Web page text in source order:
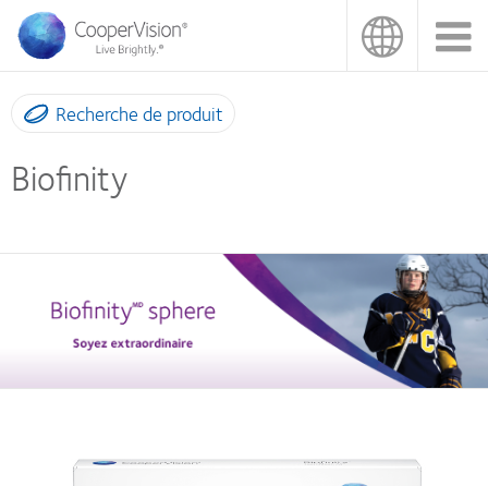
contenu
principal
Recherche de produit
Biofinity